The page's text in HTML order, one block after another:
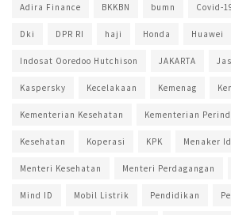
Adira Finance BKKBN bumn Covid-
Dki DPR RI haji Honda Huawei
Indosat Ooredoo Hutchison JAKARTA
Kaspersky Kecelakaan Kemenag
Kementerian Kesehatan Kementerian
Kesehatan Koperasi KPK Menaker
Menteri Kesehatan Menteri Perdagangan
Mind ID Mobil Listrik Pendidikan